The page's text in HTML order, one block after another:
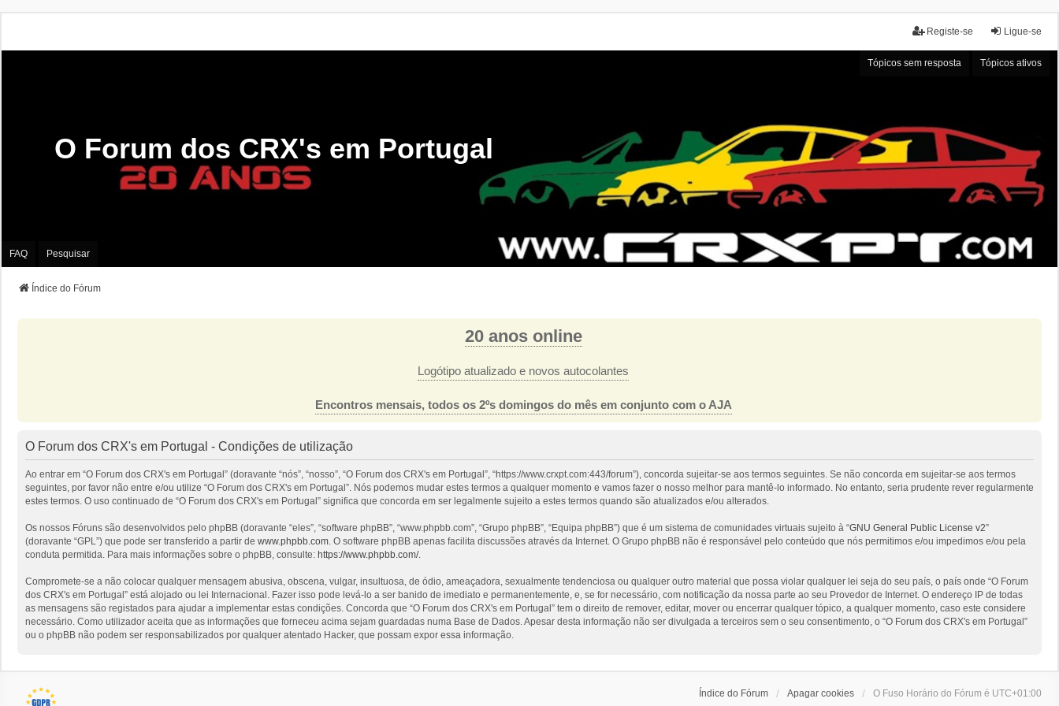
Ligue-se
Registe-se
Tópicos sem resposta Tópicos ativos
O Forum dos CRX's em Portugal
FAQ Pesquisar
Índice do Fórum
20 anos online
Logótipo atualizado e novos autocolantes
Encontros mensais, todos os 2ºs domingos do mês em conjunto com o AJA
O Forum dos CRX's em Portugal - Condições de utilização
Ao entrar em “O Forum dos CRX's em Portugal” (doravante “nós”, “nosso”, “O Forum dos CRX's em Portugal”, “https://www.crxpt.com:443/forum”), concorda sujeitar-se aos termos seguintes. Se não concorda em sujeitar-se aos termos
seguintes, por favor não entre e/ou utilize “O Forum dos CRX's em Portugal”. Nós podemos mudar estes termos a qualquer momento e vamos fazer o nosso melhor para mantê-lo informado. No entanto, seria prudente rever regularmente
estes termos. O uso continuado de “O Forum dos CRX's em Portugal” significa que concorda em ser legalmente sujeito a estes termos quando são atualizados e/ou alterados.
Os nossos Fóruns são desenvolvidos pelo phpBB (doravante “eles”, “software phpBB”, “www.phpbb.com”, “Grupo phpBB”, “Equipa phpBB”) que é um sistema de comunidades virtuais sujeito à “GNU General Public License v2”
(doravante “GPL”) que pode ser transferido a partir de www.phpbb.com. O software phpBB apenas facilita discussões através da Internet. O Grupo phpBB não é responsável pelo conteúdo que nós permitimos e/ou impedimos e/ou pela
conduta permitida. Para mais informações sobre o phpBB, consulte: https://www.phpbb.com/.
Compromete-se a não colocar qualquer mensagem abusiva, obscena, vulgar, insultuosa, de ódio, ameaçadora, sexualmente tendenciosa ou qualquer outro material que possa violar qualquer lei seja do seu país, o país onde “O Forum
dos CRX's em Portugal” está alojado ou lei Internacional. Fazer isso pode levá-lo a ser banido de imediato e permanentemente, e, se for necessário, com notificação da nossa parte ao seu Provedor de Internet. O endereço IP de todas
as mensagens são registados para ajudar a implementar estas condições. Concorda que “O Forum dos CRX's em Portugal” tem o direito de remover, editar, mover ou encerrar qualquer tópico, a qualquer momento, caso este considere
necessário. Como utilizador aceita que as informações que forneceu acima sejam guardadas numa Base de Dados. Apesar desta informação não ser divulgada a terceiros sem o seu consentimento, o “O Forum dos CRX's em Portugal”
ou o phpBB não podem ser responsabilizados por qualquer atentado Hacker, que possam expor essa informação.
Índice do Fórum Apagar cookies O Fuso Horário do Fórum é UTC+01:00